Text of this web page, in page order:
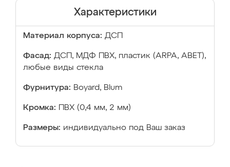
Характеристики
Материал корпуса: ДСП
Фасад: ДСП, МДФ ПВХ, пластик (ARPA, ABET),
любые виды стекла
Фурнитура: Boyard, Blum
Кромка: ПВХ (0,4 мм, 2 мм)
Размеры: индивидуально под Ваш заказ